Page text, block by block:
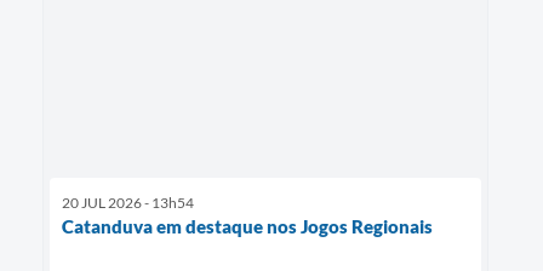
20 JUL 2026 - 13h54
Catanduva em destaque nos Jogos Regionais